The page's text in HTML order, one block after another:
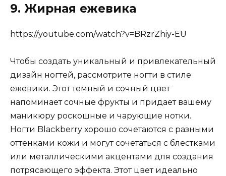
9. Жирная ежевика
https://youtube.com/watch?v=BRzrZhiy-EU
Чтобы создать уникальный и привлекательный
дизайн ногтей, рассмотрите ногти в стиле
ежевики. Этот темный и сочный цвет
напоминает сочные фрукты и придает вашему
маникюру роскошные и чарующие нотки.
Ногти Blackberry хорошо сочетаются с разными
оттенками кожи и могут сочетаться с блестками
или металлическими акцентами для создания
потрясающего эффекта. Этот цвет идеально